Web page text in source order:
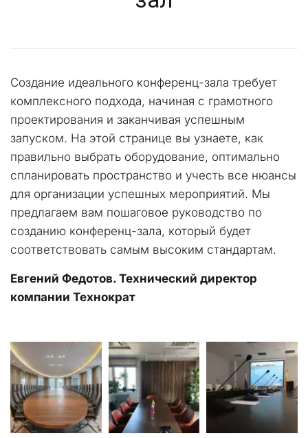
Создание идеального конференц-зала требует
комплексного подхода, начиная с грамотного
проектирования и заканчивая успешным
запуском. На этой странице вы узнаете, как
правильно выбрать оборудование, оптимально
спланировать пространство и учесть все нюансы
для организации успешных мероприятий. Мы
предлагаем вам пошаговое руководство по
созданию конференц-зала, который будет
соответствовать самым высоким стандартам.
Евгений Федотов. Технический директор
компании Технократ